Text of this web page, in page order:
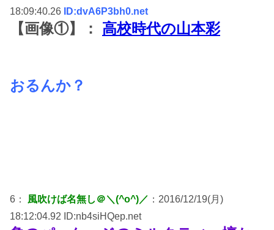
18:09:40.26 ID:dvA6P3bh0.net
【画像①】： 高校時代の山本彩
おるんか？
6： 風吹けば名無し＠＼(^o^)／ ：2016/12/19(月)
18:12:04.92 ID:nb4siHQep.net